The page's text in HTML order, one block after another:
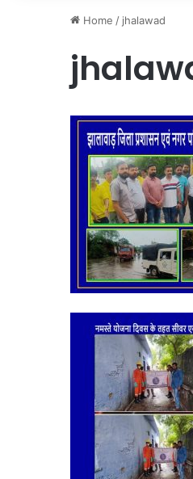
Home / jhalawad